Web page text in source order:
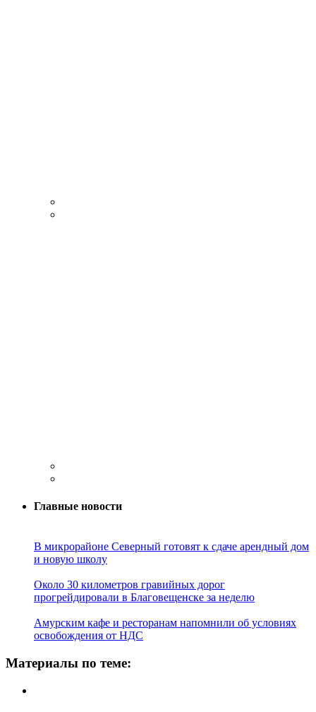
Главные новости
В микрорайоне Северный готовят к сдаче арендный дом
и новую школу
Около 30 километров гравийных дорог
прогрейдировали в Благовещенске за неделю
Амурским кафе и ресторанам напомнили об условиях
освобождения от НДС
Материалы по теме: